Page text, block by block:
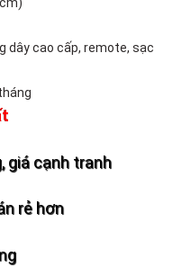
dây cao cấp, remote, sạc
giá cạnh tranh
rẻ hơn